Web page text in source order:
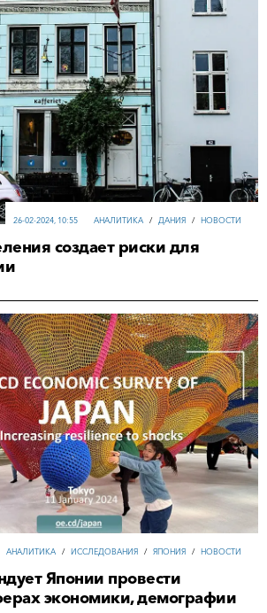
АНАЛИТИКА / ДАНИЯ / НОВОСТИ
26-02-2024, 10:55
создает риски для
АНАЛИТИКА / ИССЛЕДОВАНИЯ / ЯПОНИЯ / НОВОСТИ
Японии провести
экономики, демографии